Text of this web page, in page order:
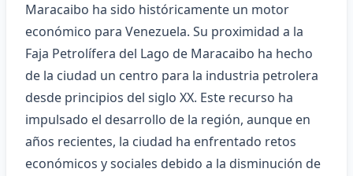
Maracaibo ha sido históricamente un motor
económico para Venezuela. Su proximidad a la
Faja Petrolífera del Lago de Maracaibo ha hecho
de la ciudad un centro para la industria petrolera
desde principios del siglo XX. Este recurso ha
impulsado el desarrollo de la región, aunque en
años recientes, la ciudad ha enfrentado retos
económicos y sociales debido a la disminución de